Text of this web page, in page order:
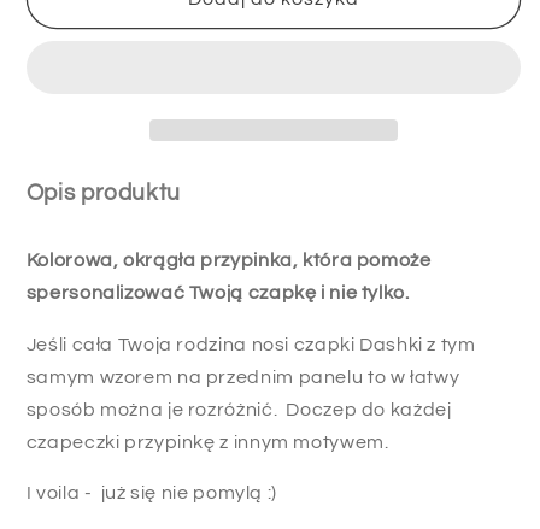
do
do
Opis produktu
Kolorowa, okrągła przypinka, która pomoże
spersonalizować Twoją czapkę i nie tylko.
Jeśli cała Twoja rodzina nosi czapki Dashki z tym
samym wzorem na przednim panelu to w łatwy
sposób można je rozróżnić.
Doczep do każdej
czapeczki przypinkę z innym motywem.
I voila - już się nie pomylą :)